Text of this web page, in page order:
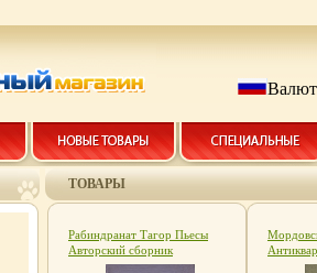
ТОВАРЫ
Рабиндранат Тагор Пьесы
Авторский сборник
Антикварное издание